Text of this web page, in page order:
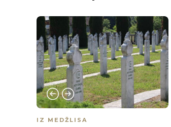
IZ MEDŽLISA